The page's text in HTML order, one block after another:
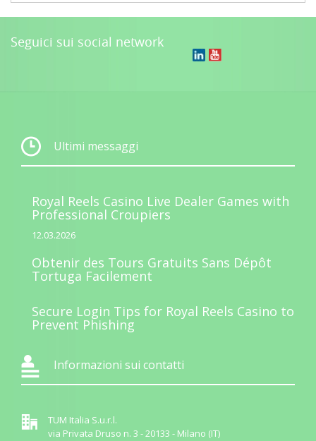
Seguici sui social network
Ultimi messaggi
Royal Reels Casino Live Dealer Games with
Professional Croupiers
12.03.2026
Obtenir des Tours Gratuits Sans Dépôt
Tortuga Facilement
Secure Login Tips for Royal Reels Casino to
Prevent Phishing
Informazioni sui contatti
TUM Italia S.u.r.l.
via Privata Druso n. 3 - 20133 - Milano (IT)